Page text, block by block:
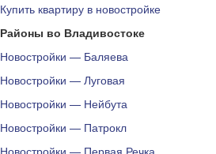
Купить квартиру в новостройке
Районы во Владивостоке
Новостройки — Баляева
Новостройки — Луговая
Новостройки — Нейбута
Новостройки — Патрокл
Новостройки — Первая Речка